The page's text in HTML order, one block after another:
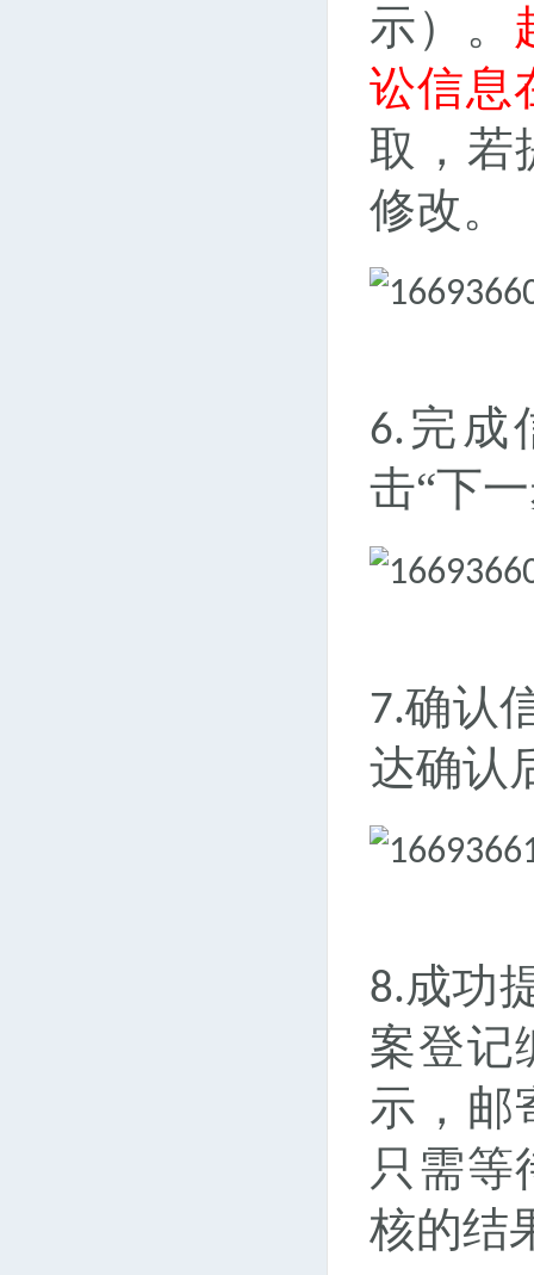
示）。
讼信息
取，若
修改。
6. 完成
击“下
7.确认
达确认
8.成功
案登记
示，邮
只需等
核的结